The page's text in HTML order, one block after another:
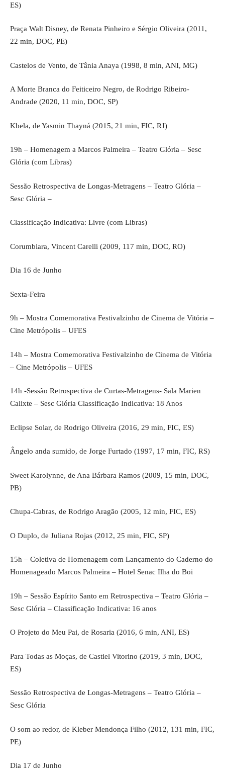
ES)
Praça Walt Disney, de Renata Pinheiro e Sérgio Oliveira (2011,
22 min, DOC, PE)
Castelos de Vento, de Tânia Anaya (1998, 8 min, ANI, MG)
A Morte Branca do Feiticeiro Negro, de Rodrigo Ribeiro-
Andrade (2020, 11 min, DOC, SP)
Kbela, de Yasmin Thayná (2015, 21 min, FIC, RJ)
19h – Homenagem a Marcos Palmeira – Teatro Glória – Sesc
Glória (com Libras)
Sessão Retrospectiva de Longas-Metragens – Teatro Glória –
Sesc Glória –
Classificação Indicativa: Livre (com Libras)
Corumbiara, Vincent Carelli (2009, 117 min, DOC, RO)
Dia 16 de Junho
Sexta-Feira
9h – Mostra Comemorativa Festivalzinho de Cinema de Vitória –
Cine Metrópolis – UFES
14h – Mostra Comemorativa Festivalzinho de Cinema de Vitória
– Cine Metrópolis – UFES
14h -Sessão Retrospectiva de Curtas-Metragens- Sala Marien
Calixte – Sesc Glória Classificação Indicativa: 18 Anos
Eclipse Solar, de Rodrigo Oliveira (2016, 29 min, FIC, ES)
Ângelo anda sumido, de Jorge Furtado (1997, 17 min, FIC, RS)
Sweet Karolynne, de Ana Bárbara Ramos (2009, 15 min, DOC,
PB)
Chupa-Cabras, de Rodrigo Aragão (2005, 12 min, FIC, ES)
O Duplo, de Juliana Rojas (2012, 25 min, FIC, SP)
15h – Coletiva de Homenagem com Lançamento do Caderno do
Homenageado Marcos Palmeira – Hotel Senac Ilha do Boi
19h – Sessão Espírito Santo em Retrospectiva – Teatro Glória –
Sesc Glória – Classificação Indicativa: 16 anos
O Projeto do Meu Pai, de Rosaria (2016, 6 min, ANI, ES)
Para Todas as Moças, de Castiel Vitorino (2019, 3 min, DOC,
ES)
Sessão Retrospectiva de Longas-Metragens – Teatro Glória –
Sesc Glória
O som ao redor, de Kleber Mendonça Filho (2012, 131 min, FIC,
PE)
Dia 17 de Junho